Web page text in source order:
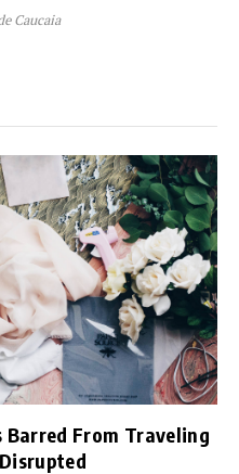
Caucaia
Barred From Traveling